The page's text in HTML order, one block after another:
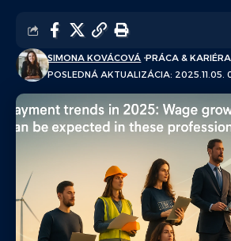
POSLEDNÁ AKTUALIZÁCIA: 2025.11.05.
SIMONA KOVÁCOVÁ PRÁCA & KARIÉRA